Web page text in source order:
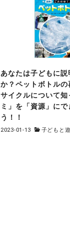
あなたは子どもに説
か？ペットボトルの
サイクルについて知
ミ」を「資源」に
う！！
2023-01-13 子どもと